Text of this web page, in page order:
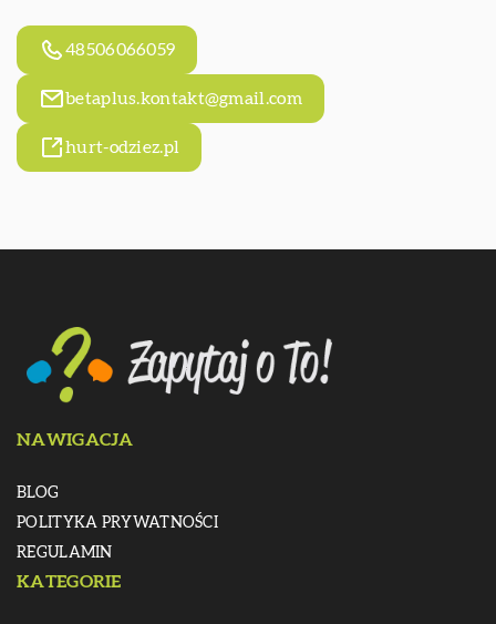
48506066059
betaplus.kontakt@gmail.com
hurt-odziez.pl
NAWIGACJA
BLOG
POLITYKA PRYWATNOŚCI
REGULAMIN
KATEGORIE